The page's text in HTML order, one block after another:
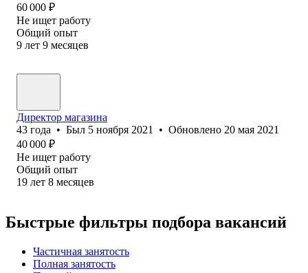
60 000 ₽
Не ищет работу
Общий опыт
9 лет 9 месяцев
Директор магазина
43 года • Был 5 ноября 2021 • Обновлено 20 мая 2021
40 000 ₽
Не ищет работу
Общий опыт
19 лет 8 месяцев
Быстрые фильтры подбора вакансий
Частичная занятость
Полная занятость